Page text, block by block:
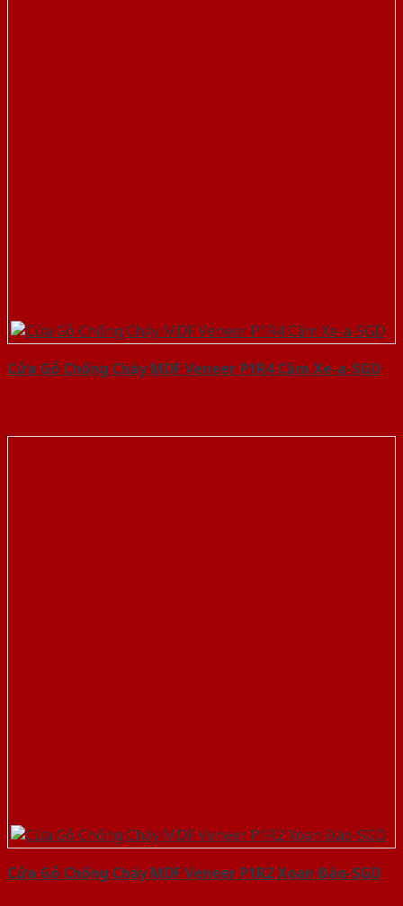
Cửa Gỗ Chống Cháy MDF Veneer P1R4 Căm Xe-a-SGD
Cửa Gỗ Chống Cháy MDF Veneer P1R2 Xoan Đào-SGD